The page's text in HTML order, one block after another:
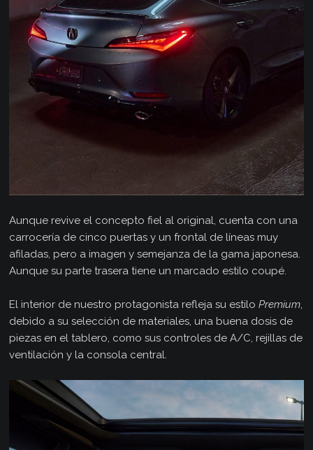
Aunque revive el concepto fiel al original, cuenta con una
carrocería de cinco puertas y un frontal de líneas muy
afiladas, pero a imagen y semejanza de la gama japonesa.
Aunque su parte trasera tiene un marcado estilo coupé.
El interior de nuestro protagonista refleja su estiloPremium,
debido a su selección de materiales, una buena dosis de
piezas en el tablero, como sus controles de A/C, rejillas de
ventilación y la consola central.